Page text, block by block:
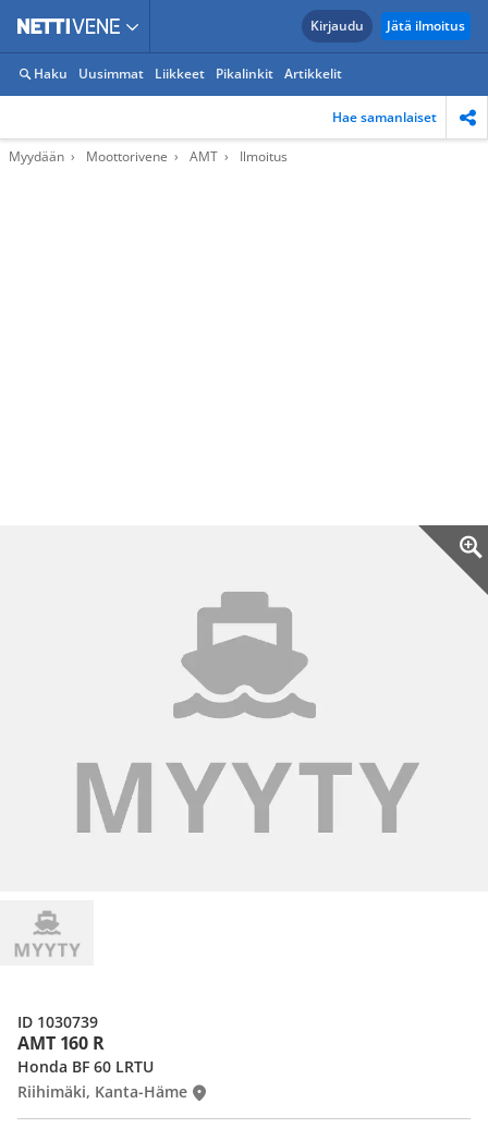
Kirjaudu Jätä ilmoitus
Haku Uusimmat Liikkeet Pikalinkit Artikkelit
Hae samanlaiset
Myydään Moottorivene AMT Ilmoitus
AMT 160 R
Honda BF 60 LRTU
Riihimäki, Kanta-Häme
ID 1030739